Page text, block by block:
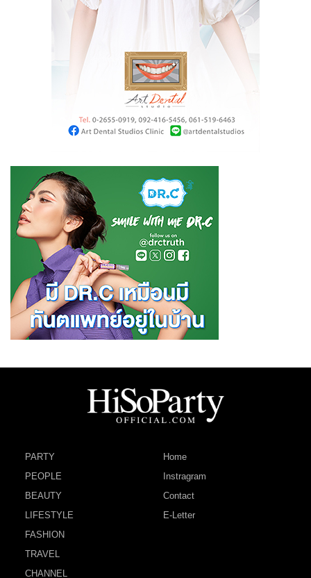
PARTY
PEOPLE
BEAUTY
LIFESTYLE
FASHION
TRAVEL
CHANNEL
Home
Instragram
Contact
E-Letter